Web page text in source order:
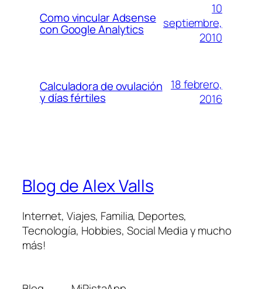
Como vincular Adsense
con Google Analytics
10
septiembre,
2010
Calculadora de ovulación
y días fértiles
18 febrero,
2016
Blog de Alex Valls
Internet, Viajes, Familia, Deportes,
Tecnología, Hobbies, Social Media y mucho
más!